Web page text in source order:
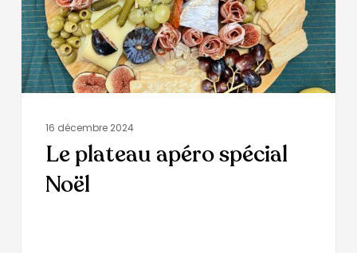
16 décembre 2024
Le plateau apéro spécial
Noël